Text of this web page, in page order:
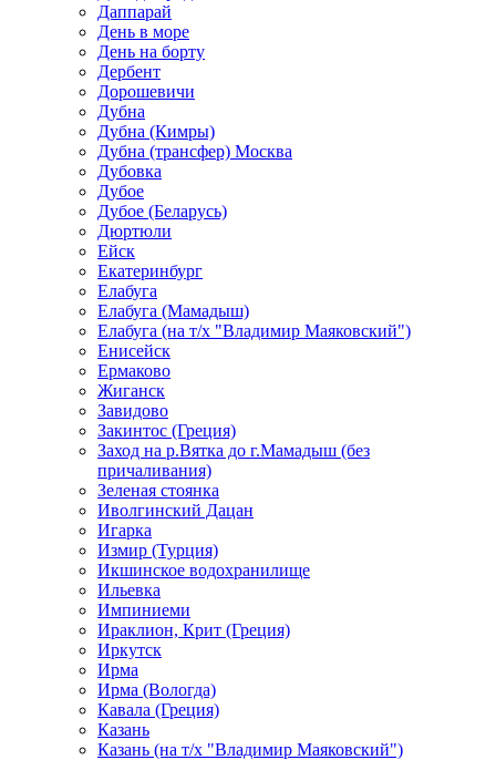
Даппарай
День в море
День на борту
Дербент
Дорошевичи
Дубна
Дубна (Кимры)
Дубна (трансфер) Москва
Дубовка
Дубое
Дубое (Беларусь)
Дюртюли
Ейск
Екатеринбург
Елабуга
Елабуга (Мамадыш)
Елабуга (на т/х "Владимир Маяковский")
Енисейск
Ермаково
Жиганск
Завидово
Закинтос (Греция)
Заход на р.Вятка до г.Мамадыш (без
причаливания)
Зеленая стоянка
Иволгинский Дацан
Игарка
Измир (Турция)
Икшинское водохранилище
Ильевка
Импиниеми
Ираклион, Крит (Греция)
Иркутск
Ирма
Ирма (Вологда)
Кавала (Греция)
Казань
Казань (на т/х "Владимир Маяковский")